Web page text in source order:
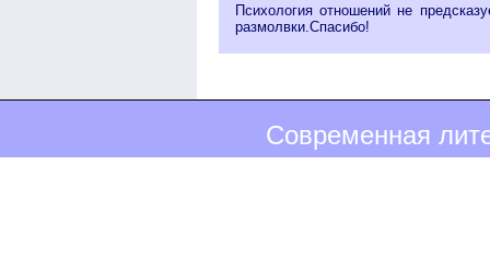
Психология отношений не
размолвки.Спасибо!
Современная